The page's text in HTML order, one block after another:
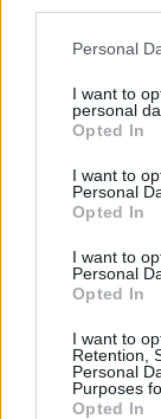
Personal
I want to
personal
Opted In
I want to
Personal
Opted In
I want to
Personal
Opted In
I want to
Retention,
Personal
Purposes
Opted In
Élizabeth
Bourgine
Johannes